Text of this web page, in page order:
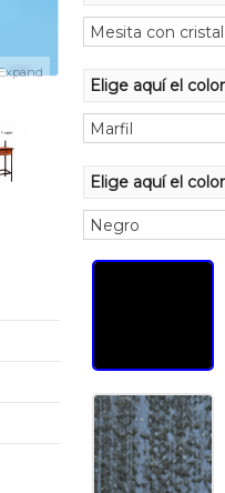
Elige aquí el
Elige aquí el